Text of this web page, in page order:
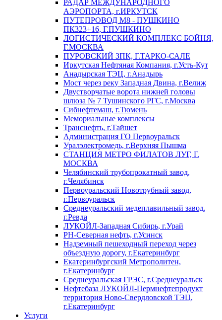
РАДАР МЕЖДУНАРОДНОГО
АЭРОПОРТА, г.ИРКУТСК
ПУТЕПРОВОД М8 - ПУШКИНО
ПК323+16, Г.ПУШКИНО
ЛОГИСТИЧЕСКИЙ КОМПЛЕКС БОЙНЯ,
Г.МОСКВА
ПУРОВСКИЙ ЗПК, Г.ТАРКО-САЛЕ
Иркутская Нефтяная Компания, г.Усть-Кут
Анадырская ТЭЦ, г.Анадырь
Мост через реку Западная Двина, г.Велиж
Двустворчатые ворота нижней головы
шлюза № 7 Тушинского РГС, г.Москва
Сибнефтемаш, г.Тюмень
Мемориальные комплексы
Транснефть, г.Тайшет
Администрация ГО Первоуральск
Уралэлектромедь, г.Верхняя Пышма
СТАНЦИЯ МЕТРО ФИЛАТОВ ЛУГ, Г.
МОСКВА
Челябинский трубопрокатный завод,
г.Челябинск
Первоуральский Новотрубный завод,
г.Первоуральск
Среднеуральский медеплавильный завод,
г.Ревда
ЛУКОЙЛ-Западная Сибирь, г.Урай
РН-Северная нефть, г.Усинск
Надземный пешеходный переход через
объездную дорогу, г.Екатеринбург
Екатеринбургский Метрополитен,
г.Екатеринбург
Среднеуральская ГРЭС, г.Среднеуральск
Нефтебаза ЛУКОЙЛ-Пермнефтепродукт
территория Ново-Свердловской ТЭЦ,
г.Екатеринбург
Услуги